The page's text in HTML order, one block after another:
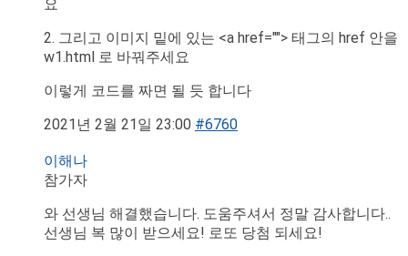
요
2. 그리고 이미지 밑에 있는 <a href=""> 태그의 href 안을
w1.html 로 바꿔주세요
이렇게 코드를 짜면 될 듯 합니다
2021년 2월 21일 23:00 #6760
이해나
참가자
와 선생님 해결했습니다. 도움주셔서 정말 감사합니다..
선생님 복 많이 받으세요! 로또 당첨 되세요!